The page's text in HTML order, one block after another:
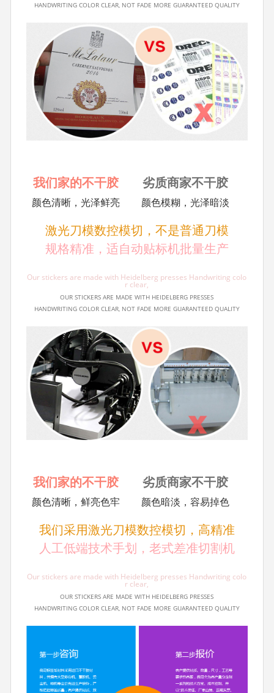
HANDWRITING COLOR CLEAR, NOT FADE MORE GUARANTEED QUALITY
我们家的不干胶
颜色清晰，光泽鲜亮
劣质商家不干胶
颜色模糊，光泽暗淡
激光刀模数控模切，不是普通刀模
规格精准，适自动贴标机批量生产
Our stickers are made with Heidelberg presses Handwriting colo
r clear,
OUR STICKERS ARE MADE WITH HEIDELBERG PRESSES
HANDWRITING COLOR CLEAR, NOT FADE MORE GUARANTEED QUALITY
我们家的不干胶
颜色清晰，鲜亮色牢
劣质商家不干胶
颜色暗淡，容易掉色
我们采用激光刀模数控模切，高精准
人工低端技术手划，老式差准切割机
Our stickers are made with Heidelberg presses Handwriting colo
r clear,
OUR STICKERS ARE MADE WITH HEIDELBERG PRESSES
HANDWRITING COLOR CLEAR, NOT FADE MORE GUARANTEED QUALITY